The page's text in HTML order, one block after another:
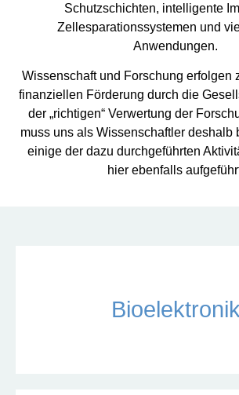
Schutzschichten, intelligente
Zellesparationssystemen und
Anwendungen.
Wissenschaft und Forschung erfolgen
finanziellen Förderung durch die
der „richtigen“ Verwertung der
muss uns als Wissenschaftler deshalb
einige der dazu durchgeführten
hier ebenfalls
Bioelektronik